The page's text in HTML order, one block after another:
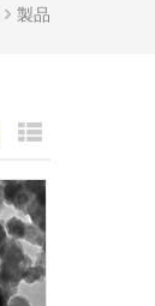
製品
Grid View